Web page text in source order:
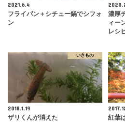
2021.6.4
フライパン＋シチュー鍋でシフォ
ン
濃厚
ィー
レシ
いきもの
2018.1.19
ザリくんが消えた
紅葉